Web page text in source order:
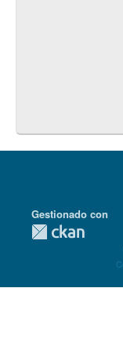
Detalles Técnicos
Gestionado con